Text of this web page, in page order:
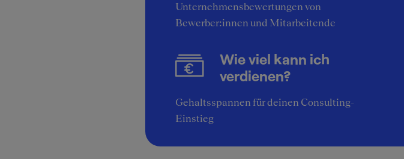
Unternehmensbewertungen von
Bewerber:innen und Mitarbeitende
Wie viel kann ich
verdienen?
Gehaltsspannen für deinen Consulting-
Einstieg